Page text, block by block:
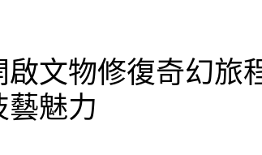
啟文物修復奇幻
藝魅力